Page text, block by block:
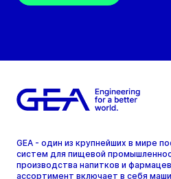
GEA - один из крупнейших в мире
систем для пищевой
производства напитков и
ассортимент включает в себя